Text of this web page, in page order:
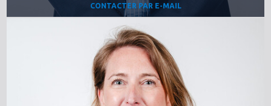
CONTACTER PAR E-MAIL